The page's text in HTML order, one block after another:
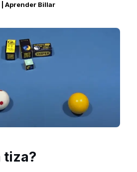
| Aprender Billar
tiza?